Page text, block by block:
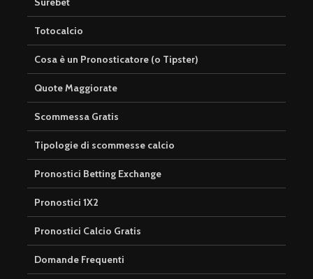
Totocalcio
Cosa è un Pronosticatore (o Tipster)
Quote Maggiorate
Scommessa Gratis
Tipologie di scommesse calcio
Pronostici Betting Exchange
Pronostici 1X2
Pronostici Calcio Gratis
Domande Frequenti